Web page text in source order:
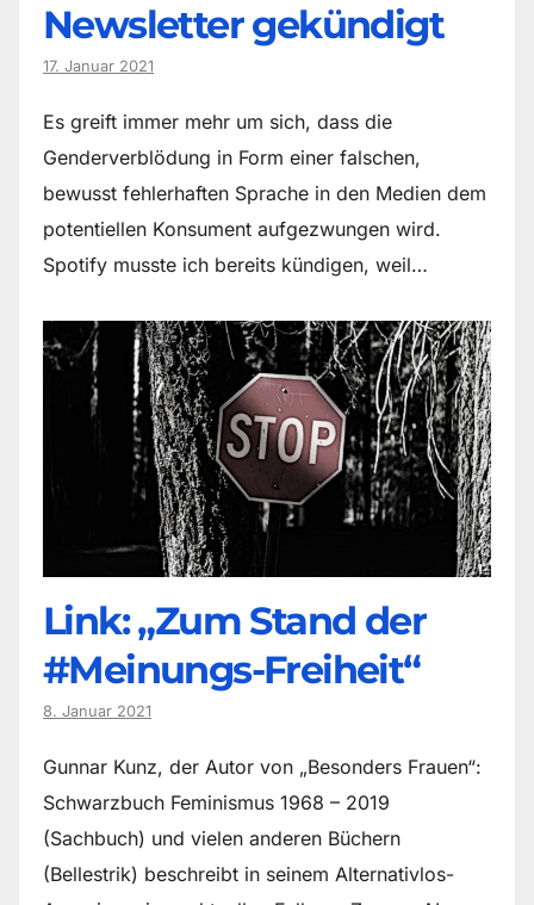
Newsletter gekündigt
17. Januar 2021
Es greift immer mehr um sich, dass die
Genderverblödung in Form einer falschen,
bewusst fehlerhaften Sprache in den Medien dem
potentiellen Konsument aufgezwungen wird.
Spotify musste ich bereits kündigen, weil…
Link: „Zum Stand der
#Meinungs-Freiheit“
8. Januar 2021
Gunnar Kunz, der Autor von „Besonders Frauen“:
Schwarzbuch Feminismus 1968 – 2019
(Sachbuch) und vielen anderen Büchern
(Bellestrik) beschreibt in seinem Alternativlos-